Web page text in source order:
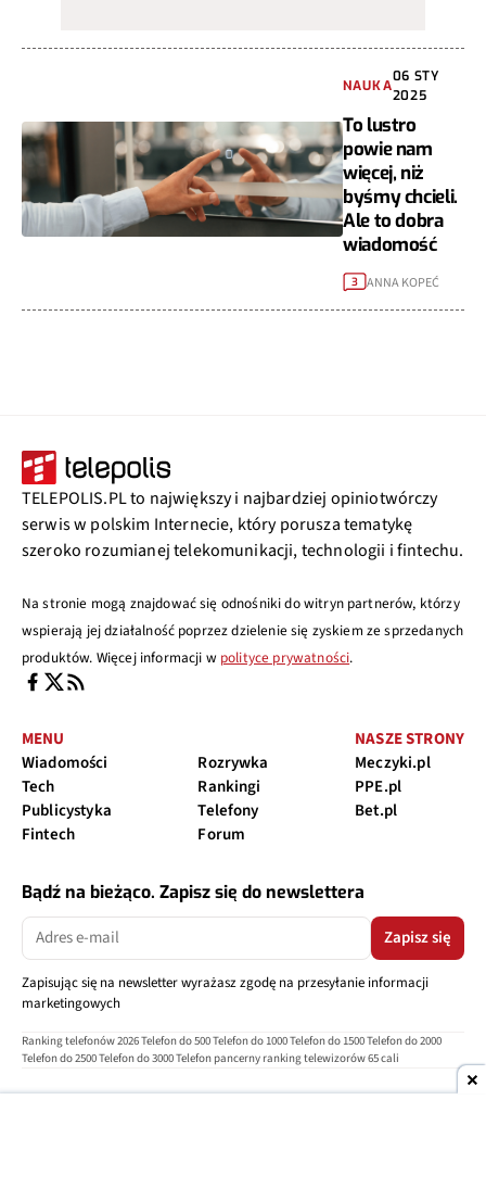
NAUKA
06 STY
2025
To lustro
powie nam
więcej, niż
byśmy chcieli.
Ale to dobra
wiadomość
3 ANNA KOPEĆ
TELEPOLIS.PL to największy i najbardziej opiniotwórczy
serwis w polskim Internecie, który porusza tematykę
szeroko rozumianej telekomunikacji, technologii i fintechu.
Na stronie mogą znajdować się odnośniki do witryn partnerów, którzy
wspierają jej działalność poprzez dzielenie się zyskiem ze sprzedanych
produktów. Więcej informacji w polityce prywatności.
MENU
Wiadomości
Tech
Publicystyka
Fintech
Rozrywka
Rankingi
Telefony
Forum
NASZE STRONY
Meczyki.pl
PPE.pl
Bet.pl
Bądź na bieżąco. Zapisz się do newslettera
Zapisz się
Zapisując się na newsletter wyrażasz zgodę na przesyłanie informacji
marketingowych
Ranking telefonów 2026Telefon do 500Telefon do 1000Telefon do 1500Telefon do 2000
Telefon do 2500Telefon do 3000Telefon pancerny ranking telewizorów 65 cali